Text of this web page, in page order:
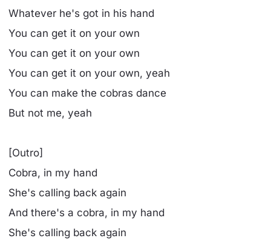
Whatever he's got in his hand
You can get it on your own
You can get it on your own
You can get it on your own, yeah
You can make the cobras dance
But not me, yeah
[Outro]
Cobra, in my hand
She's calling back again
And there's a cobra, in my hand
She's calling back again